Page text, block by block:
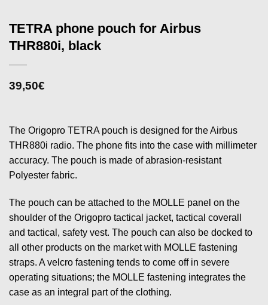
TETRA phone pouch for Airbus
THR880i, black
39,50€
The Origopro TETRA pouch is designed for the Airbus
THR880i radio. The phone fits into the case with millimeter
accuracy. The pouch is made of abrasion-resistant
Polyester fabric.
The pouch can be attached to the MOLLE panel on the
shoulder of the Origopro tactical jacket, tactical coverall
and tactical, safety vest. The pouch can also be docked to
all other products on the market with MOLLE fastening
straps. A velcro fastening tends to come off in severe
operating situations; the MOLLE fastening integrates the
case as an integral part of the clothing.